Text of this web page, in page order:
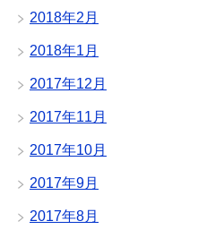
2018年2月
2018年1月
2017年12月
2017年11月
2017年10月
2017年9月
2017年8月